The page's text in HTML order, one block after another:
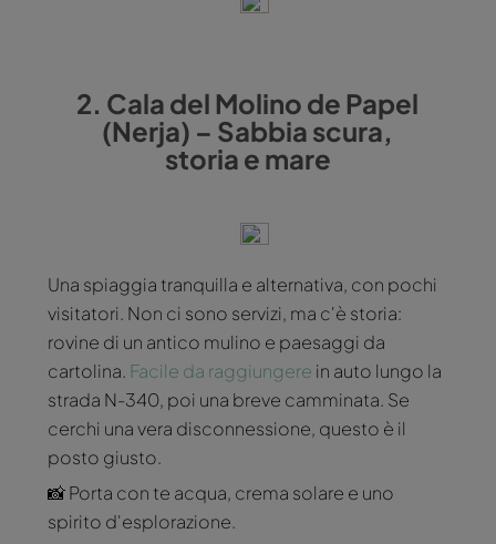
2. Cala del Molino de Papel
(Nerja) – Sabbia scura,
storia e mare
Una spiaggia tranquilla e alternativa, con pochi
visitatori. Non ci sono servizi, ma c'è storia:
rovine di un antico mulino e paesaggi da
cartolina. Facile da raggiungere in auto lungo la
strada N-340, poi una breve camminata. Se
cerchi una vera disconnessione, questo è il
posto giusto.
📸 Porta con te acqua, crema solare e uno
spirito d'esplorazione.